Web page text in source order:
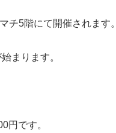
チ5階にて開催されます。
まります。
円です。